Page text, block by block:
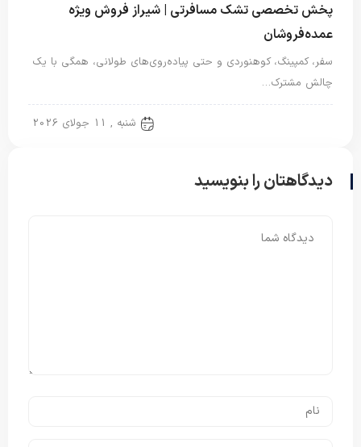
پخش تخصصی تشک مسافرتی | شیراز فروش ویژه
عمده‌فروشان
سفر، کمپینگ، کوهنوردی و حتی پیاده‌روی‌های طولانی، همگی با یک
چالش مشترک…
شنبه , 11 جولای 2026
دیدگاهتان را بنویسید